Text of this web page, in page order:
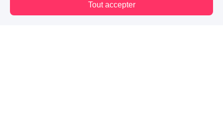
Tout accepter